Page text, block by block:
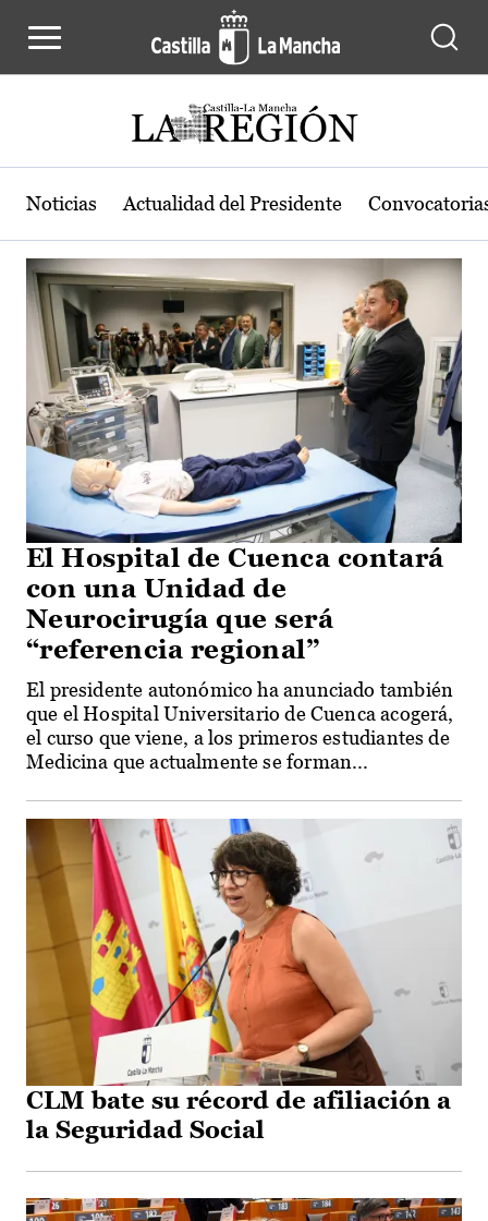
Actualidad de la región de Castilla-
Noticias Actualidad del Presidente
El Hospital de Cuenca contará
con una Unidad de
Neurocirugía que será
“referencia regional”
El presidente autonómico ha anunciado también
que el Hospital Universitario de Cuenca acogerá,
el curso que viene, a los primeros estudiantes de
Medicina que actualmente se forman...
CLM bate su récord de afiliación a
la Seguridad Social